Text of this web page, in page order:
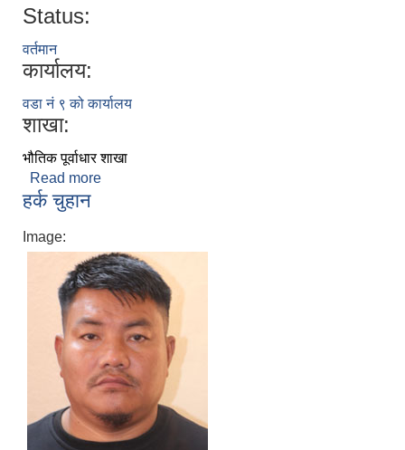
Status:
वर्तमान
कार्यालय:
वडा नं ९ को कार्यालय
शाखा:
भौतिक पूर्वाधार शाखा
Read more
हर्क चुहान
Image: